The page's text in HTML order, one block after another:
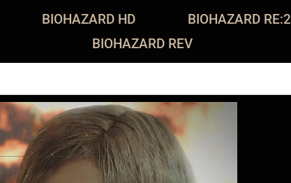
BIOHAZARD HD BIOHAZARD RE:2
BIOHAZARD REV